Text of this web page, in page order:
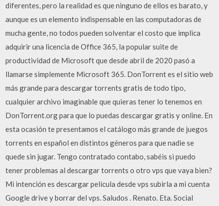
diferentes, pero la realidad es que ninguno de ellos es barato, y
aunque es un elemento indispensable en las computadoras de
mucha gente, no todos pueden solventar el costo que implica
adquirir una licencia de Office 365, la popular suite de
productividad de Microsoft que desde abril de 2020 pasó a
llamarse simplemente Microsoft 365. DonTorrent es el sitio web
más grande para descargar torrents gratis de todo tipo,
cualquier archivo imaginable que quieras tener lo tenemos en
DonTorrent.org para que lo puedas descargar gratis y online. En
esta ocasión te presentamos el catálogo más grande de juegos
torrents en español en distintos géneros para que nadie se
quede sin jugar. Tengo contratado contabo, sabéis si puedo
tener problemas al descargar torrents o otro vps que vaya bien?
Mi intención es descargar película desde vps subirla a mi cuenta
Google drive y borrar del vps. Saludos . Renato. Eta. Social